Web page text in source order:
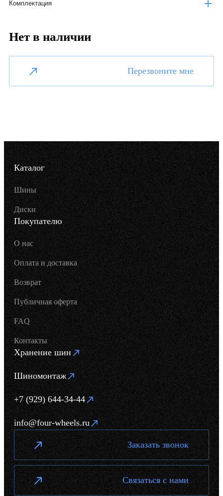
Комплектация
Нет в наличии
Перезвоните мне
Каталог
Шины
Диски
Покупателю
О нас
Оплата и доставка
Возврат
Публичная оферта
FAQ
Контакты
Хранение шин
Шиномонтаж
+7 (929) 644-34-44
info@four-wheels.ru
Заказать звонок
Связаться с нами